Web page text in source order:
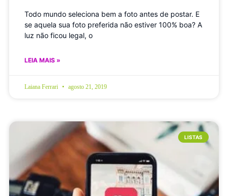
Todo mundo seleciona bem a foto antes de postar. E
se aquela sua foto preferida não estiver 100% boa? A
luz não ficou legal, o
LEIA MAIS »
Laiana Ferrari agosto 21, 2019
LISTAS